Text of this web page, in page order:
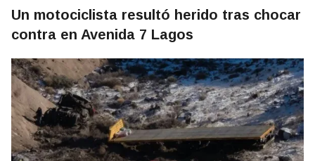
Un motociclista resultó herido tras chocar
contra en Avenida 7 Lagos